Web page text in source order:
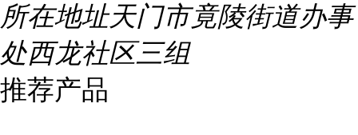
所在地址天门市竟陵街道办事
处西龙社区三组
推荐产品